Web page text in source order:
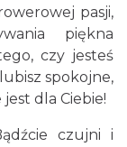
2026-08-22pasji,
piękna
czy jesteś
spokojne,
dla Ciebie!
czujni i